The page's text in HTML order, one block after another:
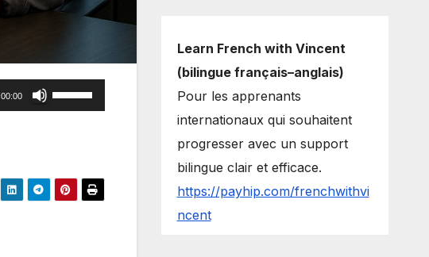
00:00
Use
Up/Down
to
increase
Learn French with Vincent
(bilingue français–anglais)
Pour les apprenants
internationaux qui souhaitent
progresser avec un support
bilingue clair et efficace.
https://payhip.com/frenchwithvi
ncent